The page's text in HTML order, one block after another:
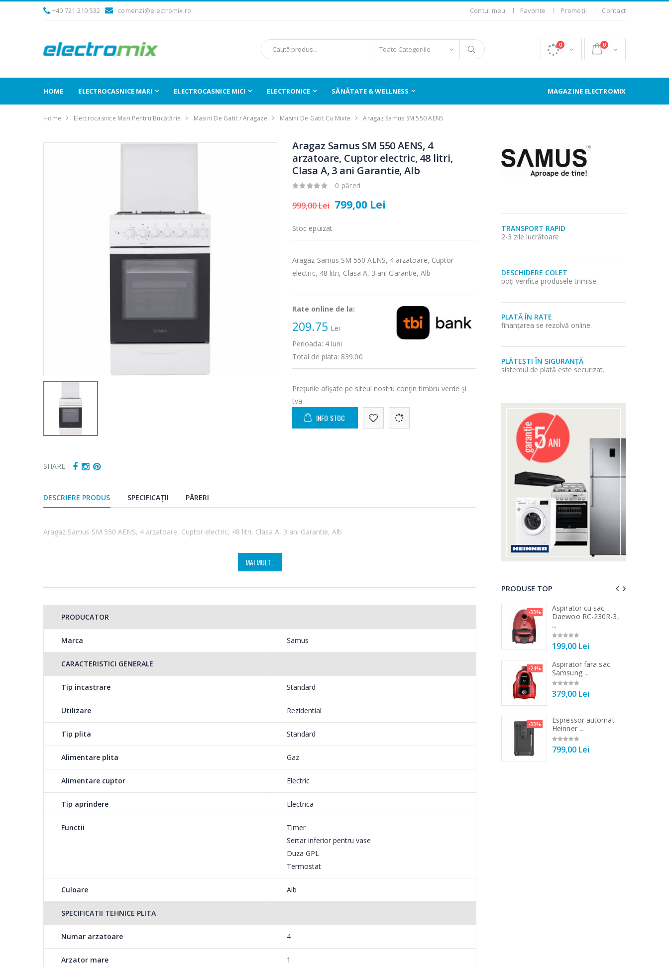
+40 721 210 532 comenzi@electromix.ro Contul meu Favorite Promoții Contact
0 0
HOME ELECTROCASNICE MARI ELECTROCASNICE MICI ELECTRONICE SĂNĂTATE & WELLNESS MAGAZINE ELECTROMIX
Home Electrocasnice Mari Pentru Bucătărie Masini De Gatit / Aragaze Masini De Gatit Cu Mixte Aragaz Samus SM 550 AENS
SHARE:
Aragaz Samus SM 550 AENS, 4
arzatoare, Cuptor electric, 48 litri,
Clasa A, 3 ani Garantie, Alb
0 păreri
999,00 Lei 799,00 Lei
Stoc epuizat
Aragaz Samus SM 550 AENS, 4 arzatoare, Cuptor
electric, 48 litri, Clasa A, 3 ani Garantie, Alb
Rate online de la:
209.75 Lei
Perioada: 4luni
Total de plata: 839.00
Preţurile afişate pe siteul nostru conţin timbru verde şi
tva
INFO STOC
DESCRIERE PRODUS SPECIFICAȚII PĂRERI
Aragaz Samus SM 550 AENS, 4 arzatoare, Cuptor electric, 48 litri, Clasa A, 3 ani Garantie, Alb
MAI MULT...
PRODUCATOR
Marca Samus
CARACTERISTICI GENERALE
Tip incastrare Standard
Utilizare Rezidential
Tip plita Standard
Alimentare plita Gaz
Alimentare cuptor Electric
Tip aprindere Electrica
Functii
Timer
Sertar inferior pentru vase
Duza GPL
Termostat
Culoare Alb
SPECIFICATII TEHNICE PLITA
Numar arzatoare 4
Arzator mare 1
TRANSPORT RAPID
2-3 zile lucrătoare
DESCHIDERE COLET
poți verifica produsele trimise.
PLATĂ ÎN RATE
finanțarea se rezolvă online.
PLĂTEȘTI ÎN SIGURANȚĂ
sistemul de plată este securizat.
PRODUSE TOP
Fierbator electric cu
89,00 Lei
799,00 Lei
-25%
1 199,00 Lei
Masina de tocat carne
-18%
139,00 Lei
-33%
Aspirator cu sac
Daewoo RC-230R-3,
...
199,00 Lei
-24%
Aspirator fara sac
Samsung ...
379,00 Lei
-33%
Espressor automat
Heinner ...
799,00 Lei